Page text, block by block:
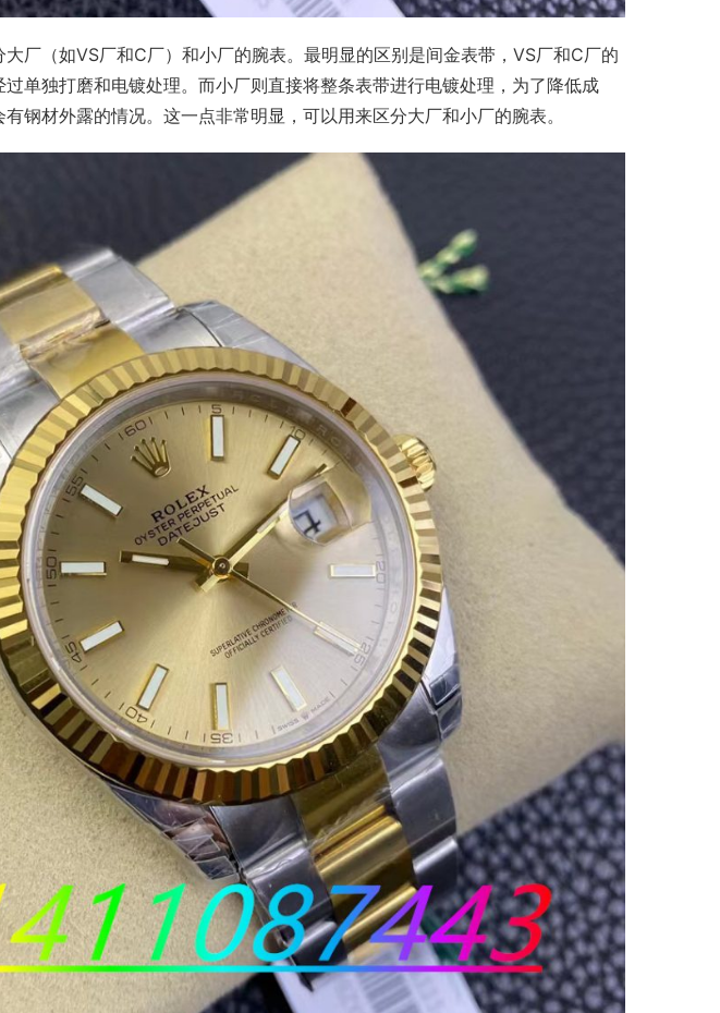
厂（如VS厂和C厂）和小厂的腕表。最明显的区别是间金表带，VS厂和C厂的
单独打磨和电镀处理。而小厂则直接将整条表带进行电镀处理，为了降低成
钢材外露的情况。这一点非常明显，可以用来区分大厂和小厂的腕表。